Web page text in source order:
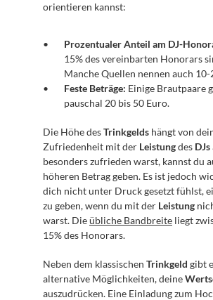
orientieren kannst:
Prozentualer Anteil am DJ-
15% des vereinbarten Honorars
Manche Quellen nennen auch 10-
Feste Beträge: Einige Brautpaare
pauschal 20 bis 50 Euro.
Die Höhe des Trinkgelds hängt von
Zufriedenheit mit der Leistung des DJs
besonders zufrieden warst, kannst du
höheren Betrag geben. Es ist jedoch
dich nicht unter Druck gesetzt fühlst,
zu geben, wenn du mit der Leistung
warst. Die übliche Bandbreite liegt
15% des Honorars.
Neben dem klassischen Trinkgeld gibt
alternative Möglichkeiten, deine
auszudrücken. Eine Einladung zum